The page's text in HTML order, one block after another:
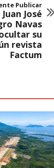
Publicar
José
Navas
su
revista
Factum